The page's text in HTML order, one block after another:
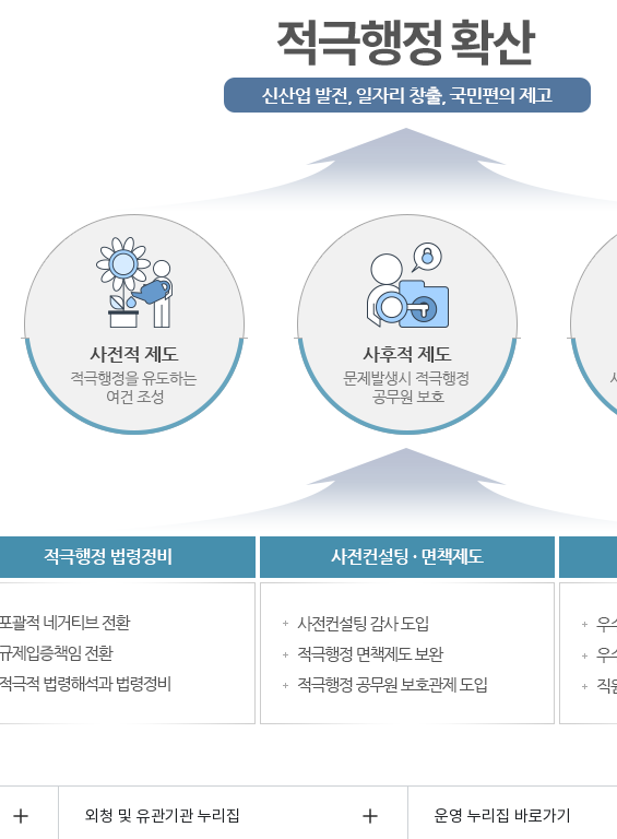
외청 및 유관기관 누리집 운영 누리집 바로가기